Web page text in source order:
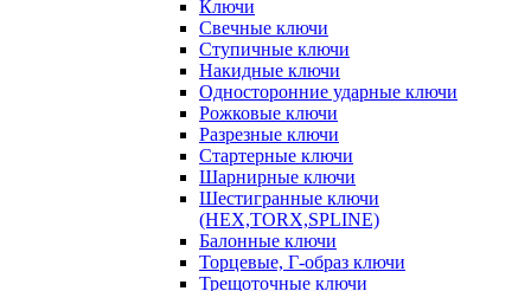
Ключи
Свечные ключи
Ступичные ключи
Накидные ключи
Односторонние ударные ключи
Рожковые ключи
Разрезные ключи
Стартерные ключи
Шарнирные ключи
Шестигранные ключи
(HEX,TORX,SPLINE)
Балонные ключи
Торцевые, Г-образ ключи
Трещоточные ключи